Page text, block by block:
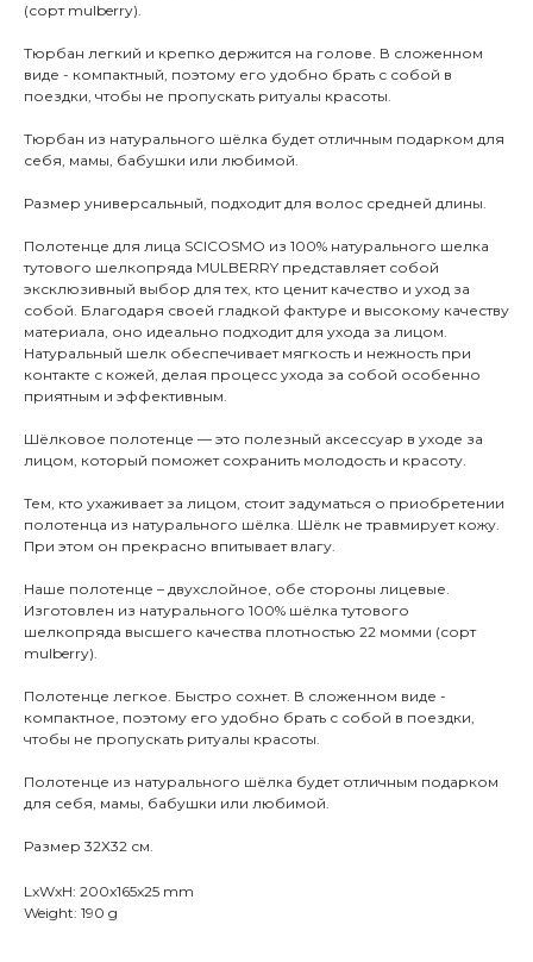
(сорт mulberry).
Тюрбан легкий и крепко держится на голове. В сложенном
виде - компактный, поэтому его удобно брать с собой в
поездки, чтобы не пропускать ритуалы красоты.
Тюрбан из натурального шёлка будет отличным подарком для
себя, мамы, бабушки или любимой.
Размер универсальный, подходит для волос средней длины.
Полотенце для лица SCICOSMO из 100% натурального шелка
тутового шелкопряда MULBERRY представляет собой
эксклюзивный выбор для тех, кто ценит качество и уход за
собой. Благодаря своей гладкой фактуре и высокому качеству
материала, оно идеально подходит для ухода за лицом.
Натуральный шелк обеспечивает мягкость и нежность при
контакте с кожей, делая процесс ухода за собой особенно
приятным и эффективным.
Шёлковое полотенце — это полезный аксессуар в уходе за
лицом, который поможет сохранить молодость и красоту.
Тем, кто ухаживает за лицом, стоит задуматься о приобретении
полотенца из натурального шёлка. Шёлк не травмирует кожу.
При этом он прекрасно впитывает влагу.
Наше полотенце – двухслойное, обе стороны лицевые.
Изготовлен из натурального 100% шёлка тутового
шелкопряда высшего качества плотностью 22 момми (сорт
mulberry).
Полотенце легкое. Быстро сохнет. В сложенном виде -
компактное, поэтому его удобно брать с собой в поездки,
чтобы не пропускать ритуалы красоты.
Полотенце из натурального шёлка будет отличным подарком
для себя, мамы, бабушки или любимой.
Размер 32Х32 см.
LxWxH: 200x165x25 mm
Weight: 190 g